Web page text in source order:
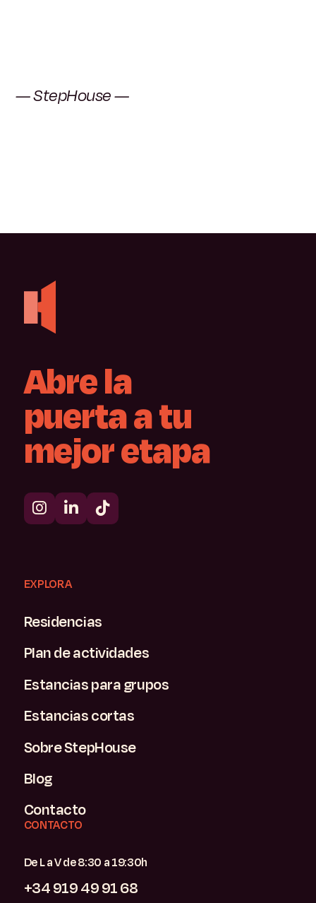
— StepHouse —
Abrela
puertaatu
mejoretapa
EXPLORA
Residencias
Plan de actividades
Estancias para grupos
Estancias cortas
Sobre StepHouse
Blog
Contacto
CONTACTO
De L a V de 8:30 a 19:30h
+34 919 49 91 68